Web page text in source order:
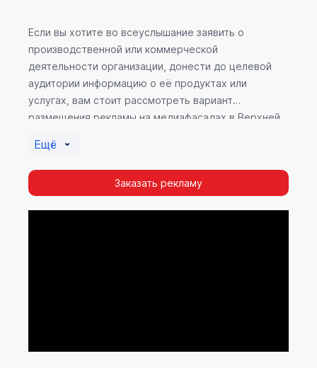
Если вы хотите во всеуслышание заявить о
производственной или коммерческой
деятельности организации, донести до целевой
аудитории информацию о её продуктах или
услугах, вам стоит рассмотреть вариант
размещения рекламы на медиафасадах в Верхней
ООО «Регион Медиа Групп».
Ещё
Заказать рекламу